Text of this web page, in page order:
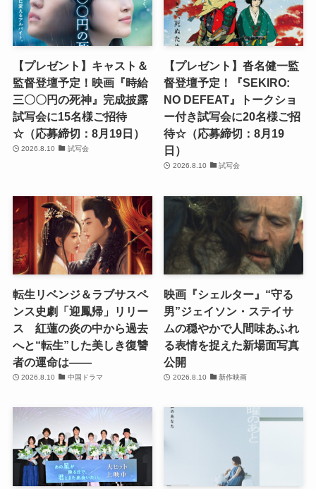
【プレゼント】キャスト＆
監督登壇予定！映画『時給
三〇〇円の死神』完成披露
試写会に15名様ご招待
☆（応募締切：8月19日）
2026.8.10 試写会
【プレゼント】沓名健一監
督登壇予定！『SEKIRO:
NO DEFEAT』トークショ
ー付き試写会に20名様ご招
待☆（応募締切：8月19
日）
2026.8.10 試写会
転生リベンジ＆ラブサスペ
ンス史劇「迎鳳帰」リリー
ス 紅蓮の炎の中から過去
へと“転生”した美しき復讐
者の運命は――
2026.8.10 中国ドラマ
映画『シェルター』“守る
男”ジェイソン・ステイサ
ムの穏やかで人間味あふれ
る表情を捉えた新場面写真
公開
2026.8.10 新作映画